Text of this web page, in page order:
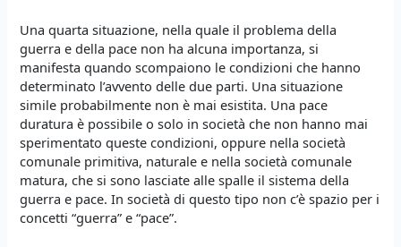
Una quarta situazione, nella quale il problema della
guerra e della pace non ha alcuna importanza, si
manifesta quando scompaiono le condizioni che hanno
determinato l’avvento delle due parti. Una situazione
simile probabilmente non è mai esistita. Una pace
duratura è possibile o solo in società che non hanno mai
sperimentato queste condizioni, oppure nella società
comunale primitiva, naturale e nella società comunale
matura, che si sono lasciate alle spalle il sistema della
guerra e pace. In società di questo tipo non c’è spazio per i
concetti “guerra” e “pace”.